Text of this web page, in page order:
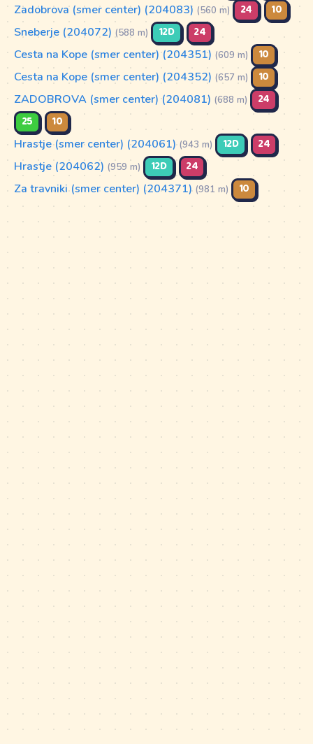
Zadobrova (smer center) (204083) (560 m) 24 10
Sneberje (204072) (588 m) 12D 24
Cesta na Kope (smer center) (204351) (609 m) 10
Cesta na Kope (smer center) (204352) (657 m) 10
ZADOBROVA (smer center) (204081) (688 m)
24
25
10
Hrastje (smer center) (204061) (943 m) 12D 24
Hrastje (204062) (959 m) 12D 24
Za travniki (smer center) (204371) (981 m) 10